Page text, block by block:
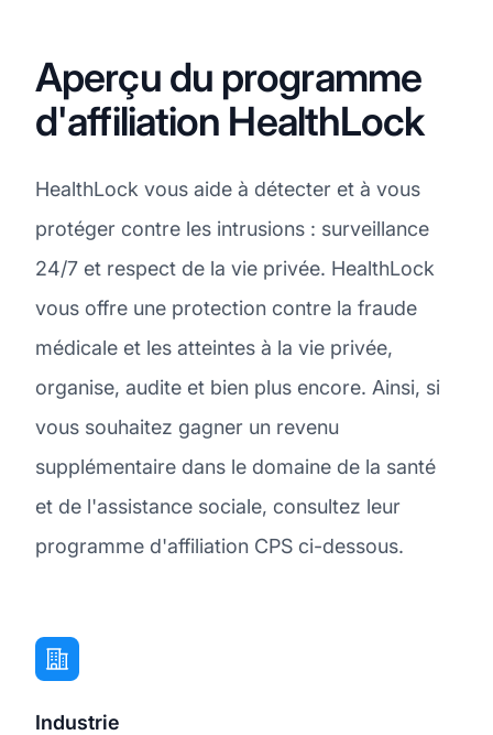
Aperçu du programme
d'affiliation HealthLock
HealthLock vous aide à détecter et à vous
protéger contre les intrusions : surveillance
24/7 et respect de la vie privée. HealthLock
vous offre une protection contre la fraude
médicale et les atteintes à la vie privée,
organise, audite et bien plus encore. Ainsi, si
vous souhaitez gagner un revenu
supplémentaire dans le domaine de la santé
et de l'assistance sociale, consultez leur
programme d'affiliation CPS ci-dessous.
Industrie